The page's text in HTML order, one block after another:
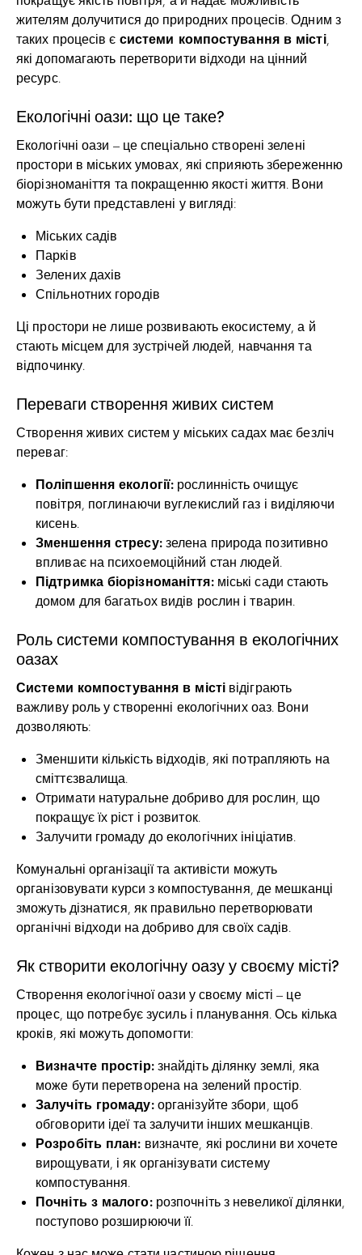
жителям долучитися до природних процесів. Одним з
таких процесів є системи компостування в місті,
які допомагають перетворити відходи на цінний
ресурс.
Екологічні оази: що це таке?
Екологічні оази – це спеціально створені зелені
простори в міських умовах, які сприяють збереженню
біорізноманіття та покращенню якості життя. Вони
можуть бути представлені у вигляді:
Міських садів
Парків
Зелених дахів
Спільнотних городів
Ці простори не лише розвивають екосистему, а й
стають місцем для зустрічей людей, навчання та
відпочинку.
Переваги створення живих систем
Створення живих систем у міських садах має безліч
переваг:
Поліпшення екології: рослинність очищує
повітря, поглинаючи вуглекислий газ і виділяючи
кисень.
Зменшення стресу:зелена природа позитивно
впливає на психоемоційний стан людей.
Підтримка біорізноманіття:міські сади стають
домом для багатьох видів рослин і тварин.
Роль системи компостування в екологічних
оазах
Системи компостування в містівідіграють
важливу роль у створенні екологічних оаз. Вони
дозволяють:
Зменшити кількість відходів, які потрапляють на
сміттєзвалища.
Отримати натуральне добриво для рослин, що
покращує їх ріст і розвиток.
Залучити громаду до екологічних ініціатив.
Комунальні організації та активісти можуть
організовувати курси з компостування, де мешканці
зможуть дізнатися, як правильно перетворювати
органічні відходи на добриво для своїх садів.
Як створити екологічну оазу у своєму місті?
Створення екологічної оази у своєму місті – це
процес, що потребує зусиль і планування. Ось кілька
кроків, які можуть допомогти:
Визначте простір:знайдіть ділянку землі, яка
може бути перетворена на зелений простір.
Залучіть громаду:організуйте збори, щоб
обговорити ідеї та залучити інших мешканців.
Розробіть план: визначте, які рослини ви хочете
вирощувати, і як організувати систему
компостування.
Почніть з малого:розпочніть з невеликої ділянки,
поступово розширюючи її.